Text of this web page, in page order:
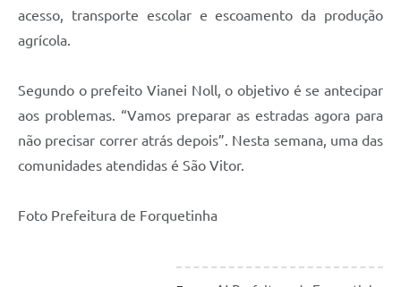
acesso, transporte escolar e escoamento da produção
agrícola.
Segundo o prefeito Vianei Noll, o objetivo é se antecipar
aos problemas. “Vamos preparar as estradas agora para
não precisar correr atrás depois”. Nesta semana, uma das
comunidades atendidas é São Vitor.
Foto Prefeitura de Forquetinha